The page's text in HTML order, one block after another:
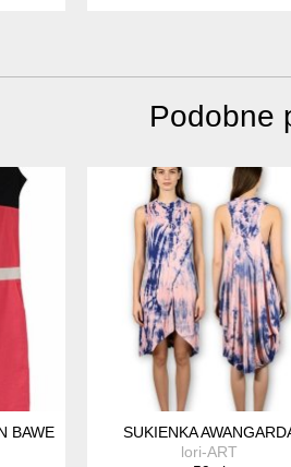
Podobne
BAWEŁNA BEZ RĘKAWÓW
SUKIENKA
lori-ART